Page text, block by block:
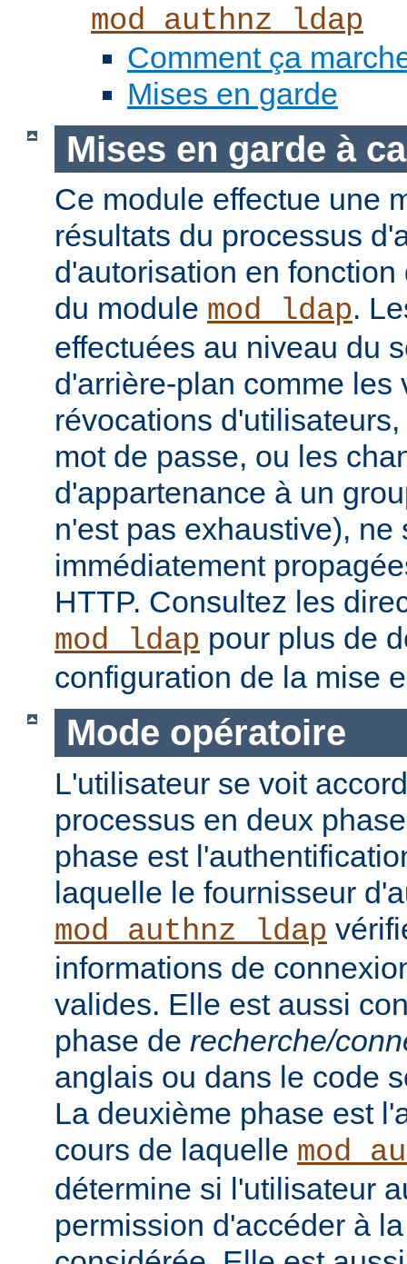
mod_authnz_ldap
Comment ça
Mises en garde
Mises en garde à
Ce module effectue une
résultats du processus
d'autorisation en
du module mod_ldap.
effectuées au niveau du
d'arrière-plan comme les
révocations
mot de passe, ou les
d'appartenance à un
n'est pas exhaustive), ne
immédiatement
HTTP. Consultez les
mod_ldap pour plus de
configuration de la mise
Mode opératoire
L'utilisateur se voit
processus en deux
phase est
laquelle le fournisseur
mod_authnz_ldap
informations de
valides. Elle est aussi
phase de recherche/
anglais ou dans le code
La deuxième phase est
cours de laquelle
détermine si l'utilisateur
permission d'accéder à